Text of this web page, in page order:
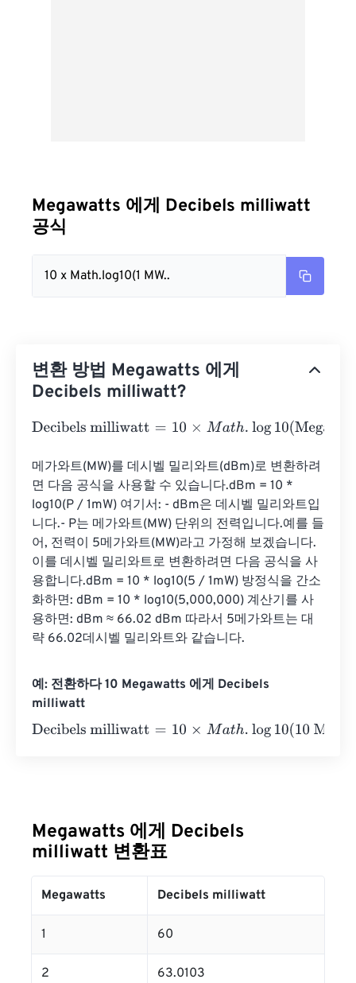
Megawatts 에게 Decibels milliwatt
공식
10 x Math.log10(1 MW..
변환 방법 Megawatts 에게
Decibels milliwatt?
Decibels milliwatt=10 ×M ath .log10(Megawatts⋅1000000
메가와트(MW)를 데시벨 밀리와트(dBm)로 변환하려
면 다음 공식을 사용할 수 있습니다.dBm = 10 *
log10(P / 1mW) 여기서: - dBm은 데시벨 밀리와트입
니다.- P는 메가와트(MW) 단위의 전력입니다.예를 들
어, 전력이 5메가와트(MW)라고 가정해 보겠습니다.
이를 데시벨 밀리와트로 변환하려면 다음 공식을 사
용합니다.dBm = 10 * log10(5 / 1mW) 방정식을 간소
화하면: dBm = 10 * log10(5,000,000) 계산기를 사
용하면: dBm ≈ 66.02 dBm 따라서 5메가와트는 대
략 66.02데시벨 밀리와트와 같습니다.
예: 전환하다 10 Megawatts 에게 Decibels
milliwatt
Decibels milliwatt=10 ×M ath .log10(10 Megawatts⋅
Megawatts 에게 Decibels
milliwatt 변환표
Megawatts Decibels milliwatt
1 60
2 63.0103